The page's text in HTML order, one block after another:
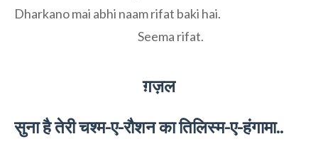
Dharkano mai abhi naam rifat baki hai.
Seema rifat.
ग़ज़ल
सुना है तेरी चश्म-ए-रौशन का तिलिस्म-ए-हंगामा..